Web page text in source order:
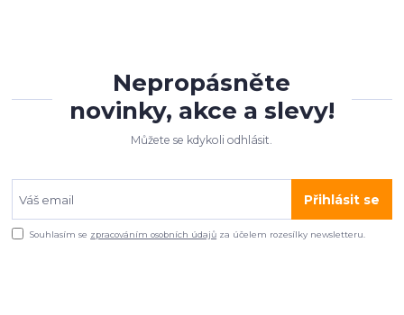
Nepropásněte
novinky, akce a slevy!
Můžete se kdykoli odhlásit.
Přihlásit se
Souhlasím se zpracováním osobních údajů za účelem rozesílky newsletteru.